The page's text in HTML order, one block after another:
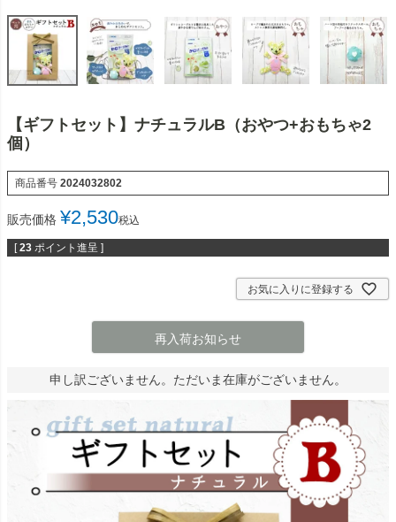
【ギフトセット】ナチュラルB（おやつ+おもちゃ2
個）
商品番号 2024032802
販売価格 ¥2,530税込
[ 23 ポイント進呈 ]
お気に入りに登録する
再入荷お知らせ
申し訳ございません。ただいま在庫がございません。